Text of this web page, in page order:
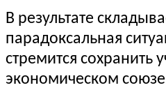
В результате
парадоксальная
стремится сохранить
экономическом